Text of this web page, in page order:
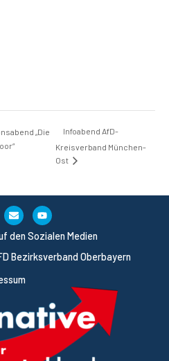
„Die
Infoabend AfD-
Kreisverband München-
Ost
Bezirksverband Oberbayern
den Sozialen Medien